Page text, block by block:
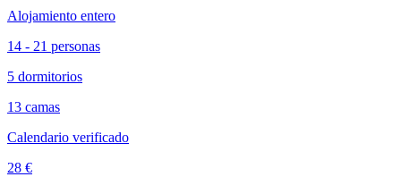
Alojamiento entero
14 - 21 personas
5 dormitorios
13 camas
Calendario verificado
28 €